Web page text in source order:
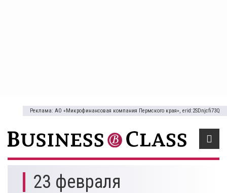
Реклама: АО «Микрофинансовая компания Пермского края», erid:2SDnjcfi73Q
23 февраля